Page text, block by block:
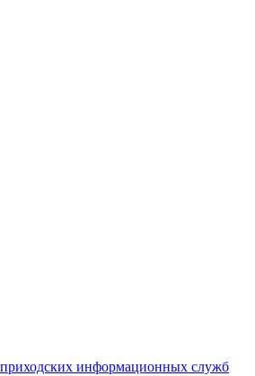
приходских информационных служб